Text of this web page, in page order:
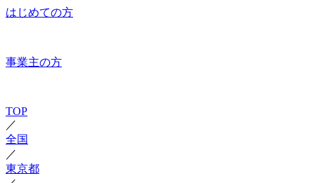
はじめての方
事業主の方
TOP
／
全国
／
東京都